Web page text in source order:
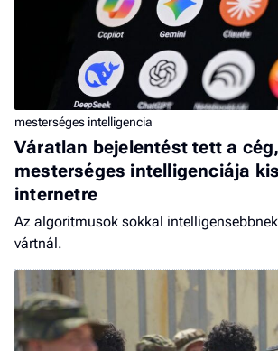
mesterséges intelligencia
Váratlan bejelentést tett a
mesterséges intelligenciája
internetre
Az algoritmusok sokkal
vártnál.